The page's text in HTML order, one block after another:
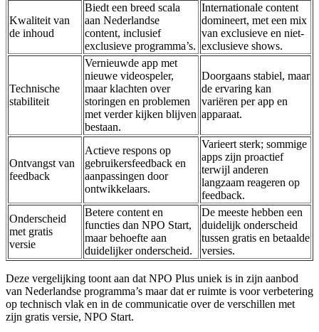
Kwaliteit van
de inhoud
Biedt een breed scala
aan Nederlandse
content, inclusief
exclusieve programma’s.
Internationale content
domineert, met een mix
van exclusieve en niet-
exclusieve shows.
Technische
stabiliteit
Vernieuwde app met
nieuwe videospeler,
maar klachten over
storingen en problemen
met verder kijken blijven
bestaan.
Doorgaans stabiel, maar
de ervaring kan
variëren per app en
apparaat.
Ontvangst van
feedback
Actieve respons op
gebruikersfeedback en
aanpassingen door
ontwikkelaars.
Varieert sterk; sommige
apps zijn proactief
terwijl anderen
langzaam reageren op
feedback.
Onderscheid
met gratis
versie
Betere content en
functies dan NPO Start,
maar behoefte aan
duidelijker onderscheid.
De meeste hebben een
duidelijk onderscheid
tussen gratis en betaalde
versies.
Deze vergelijking toont aan dat NPO Plus uniek is in zijn aanbod
van Nederlandse programma’s maar dat er ruimte is voor verbetering
op technisch vlak en in de communicatie over de verschillen met
zijn gratis versie, NPO Start.